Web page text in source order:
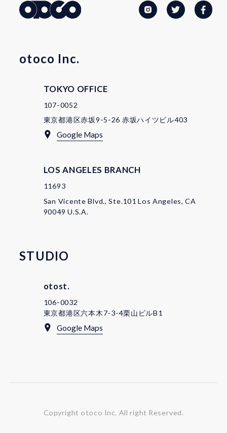
otoco Inc.
TOKYO OFFICE
107-0052
東京都港区赤坂9-5-26 赤坂ハイツビル403
Google Maps
LOS ANGELES BRANCH
11693
San Vicente Blvd., Ste.101 Los Angeles, CA
90049 U.S.A.
STUDIO
otost.
106-0032
東京都港区六本木7-3-4栗山ビルB1
Google Maps
Copyright otoco Inc. All right Reserved.